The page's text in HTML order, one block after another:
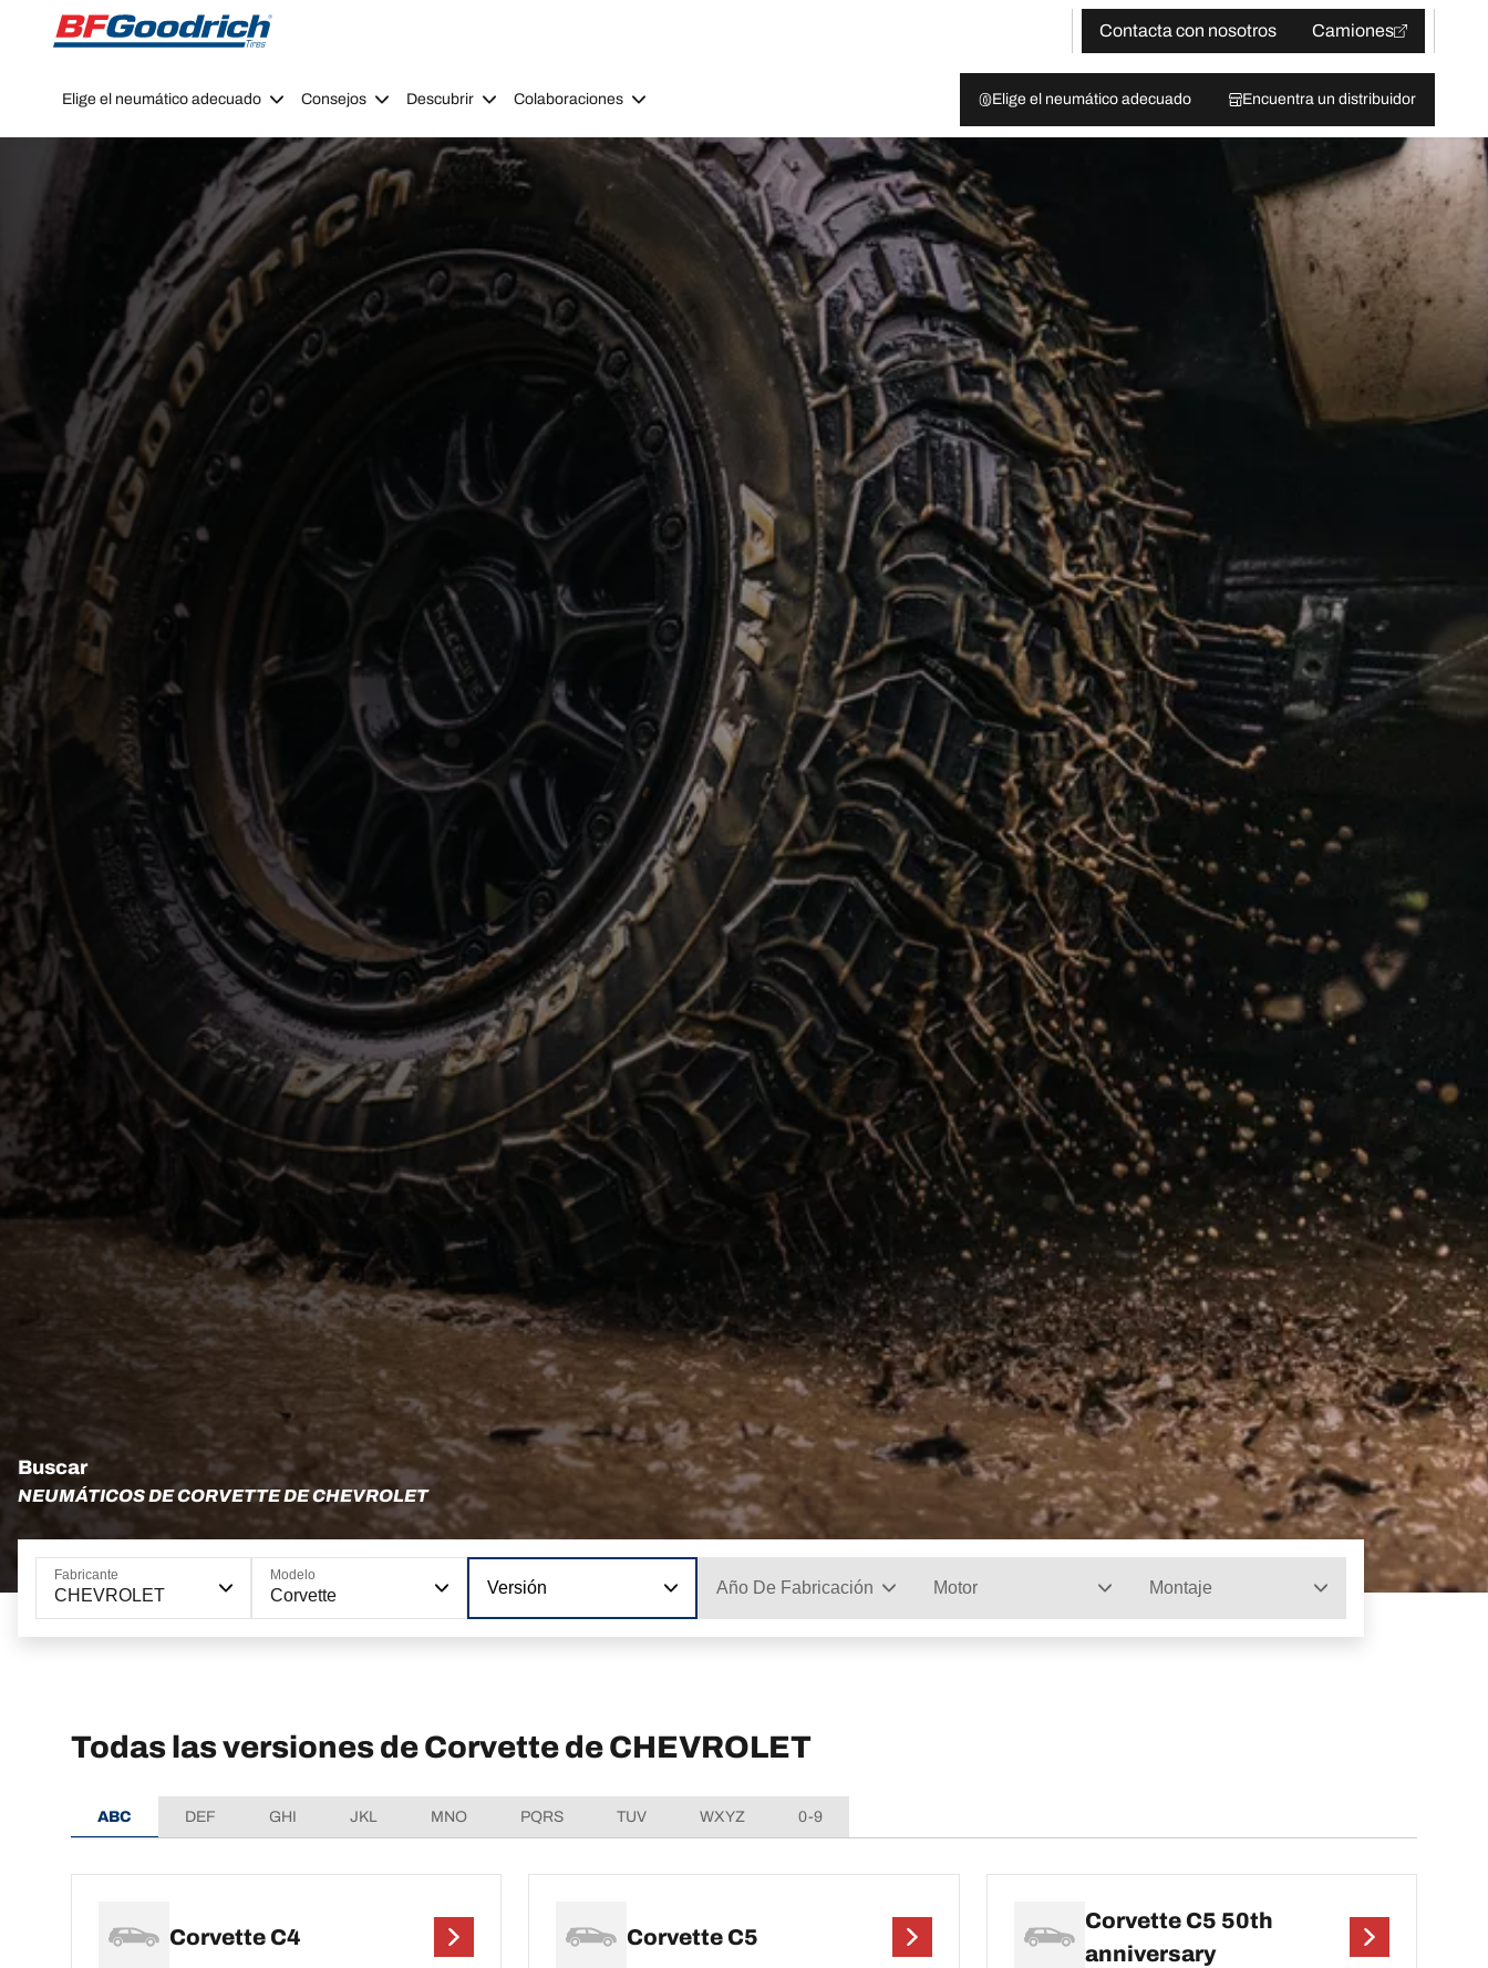
Go to page content
Go to page navigation
Contacta con nosotros
Camiones
Elige el neumático adecuado Consejos Descubrir Colaboraciones Elige el neumático adecuado Encuentra un distribuidor
Buscar
NEUMÁTICOS DE CORVETTE DE CHEVROLET
Fabricante
CHEVROLET
Modelo
Corvette Versión Año De Fabricación Motor Montaje
Todas las versiones de Corvette de CHEVROLET
ABC DEF GHI JKL MNO PQRS TUV WXYZ 0-9
Corvette C4 Corvette C5
Corvette C5 50th
anniversary